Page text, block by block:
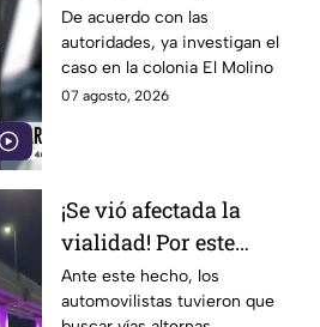
objetos peatones y
ciclistas en este punto
en León
De acuerdo con las
autoridades, ya investigan el
caso en la colonia El Molino
07 agosto, 2026
¡Se vió afectada la
vialidad! Por este
motivo cerraron el
Distribuidor Vial Juan
Ante este hecho, los
automovilistas tuvieron que